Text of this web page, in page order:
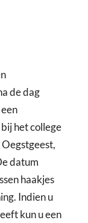
de dag
het college
datum
haakjes
Indien u
kun u een